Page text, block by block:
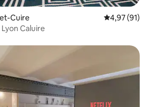
Cuire 4,97 ud af 5
4,97 (91)
Caluire